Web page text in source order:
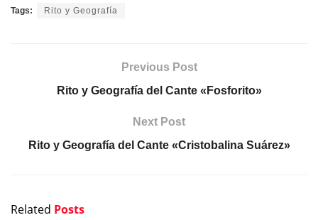
Tags: Rito y Geografía
Previous Post
Rito y Geografía del Cante «Fosforito»
Next Post
Rito y Geografía del Cante «Cristobalina Suárez»
Related Posts